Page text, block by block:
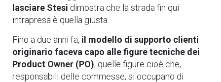
lasciare Stesi dimostra che la strada fin qui
intrapresa è quella giusta.
Fino a due anni fa, il modello di supporto clienti
originario faceva capo alle figure tecniche dei
Product Owner (PO), quelle figure cioè che,
responsabili delle commesse, si occupano di